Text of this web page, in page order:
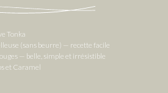
Tonka
(sans beurre) — recette facile
— belle, simple et irrésistible
et Caramel